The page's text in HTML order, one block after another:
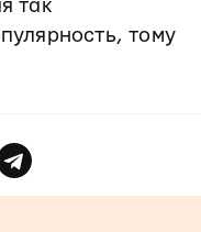
так
тому